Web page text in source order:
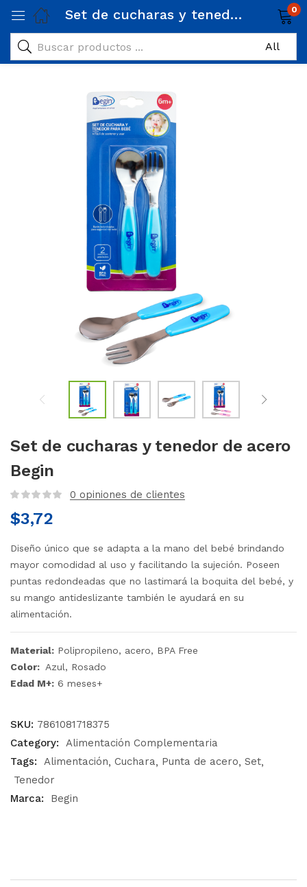
Set de cucharas y tenedor de acero Begin 0
Set de cucharas y tenedor de acero
Begin
0 opiniones de clientes
$3,72
Diseño único que se adapta a la mano del bebé brindando
mayor comodidad al uso y facilitando la sujeción. Poseen
puntas redondeadas que no lastimará la boquita del bebé, y
su mango antideslizante también le ayudará en su
alimentación.
Material: Polipropileno, acero, BPA Free
Color: Azul, Rosado
Edad M+: 6 meses+
SKU: 7861081718375
Category:
Alimentación Complementaria
Tags:
Alimentación Cuchara Punta de acero Set
Tenedor
Marca:
Begin